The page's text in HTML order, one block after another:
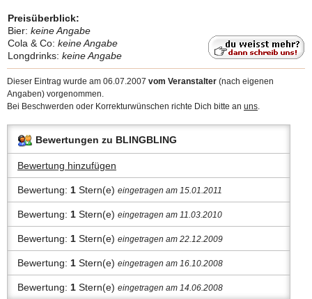
Preisüberblick:
Bier: keine Angabe
Cola & Co: keine Angabe
Longdrinks: keine Angabe
Dieser Eintrag wurde am 06.07.2007 vom Veranstalter (nach eigenen
Angaben) vorgenommen.
Bei Beschwerden oder Korrekturwünschen richte Dich bitte an uns.
Bewertungen zu BLINGBLING
Bewertung hinzufügen
Bewertung: 1 Stern(e) eingetragen am 15.01.2011
Bewertung: 1 Stern(e) eingetragen am 11.03.2010
Bewertung: 1 Stern(e) eingetragen am 22.12.2009
Bewertung: 1 Stern(e) eingetragen am 16.10.2008
Bewertung: 1 Stern(e) eingetragen am 14.06.2008